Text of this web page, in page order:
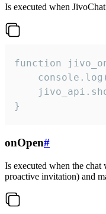
Is executed when
function
}
onOpen#
Is executed when the
proactive invitation) and